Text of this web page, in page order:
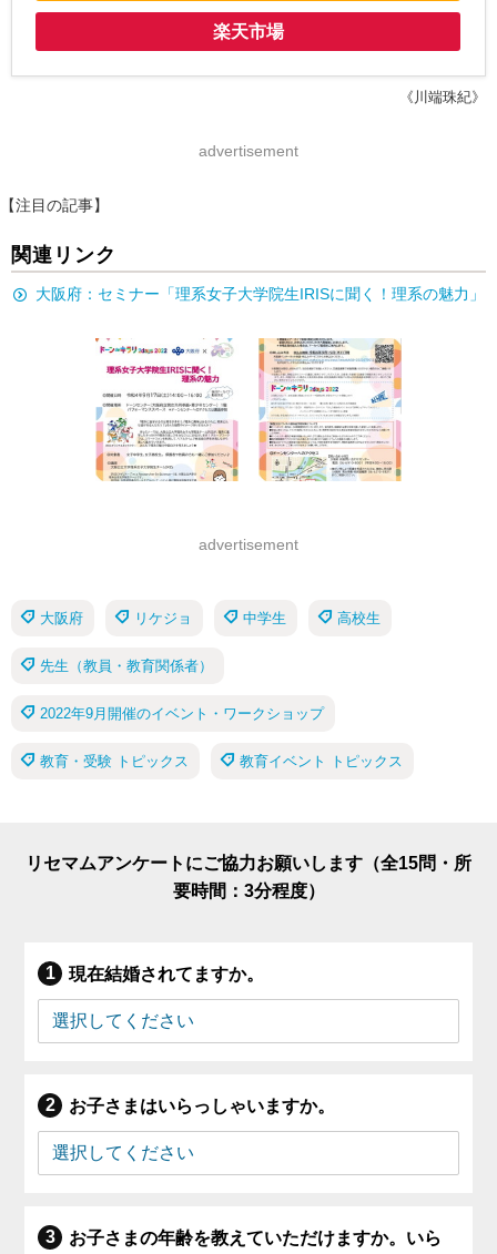
楽天市場
《川端珠紀》
advertisement
【注目の記事】
関連リンク
大阪府：セミナー「理系女子大学院生IRISに聞く！理系の魅力」
advertisement
大阪府 リケジョ 中学生 高校生
先生（教員・教育関係者）
2022年9月開催のイベント・ワークショップ
教育・受験 トピックス 教育イベント トピックス
リセマムアンケートにご協力お願いします（全15問・所
要時間：3分程度）
現在結婚されてますか。
お子さまはいらっしゃいますか。
お子さまの年齢を教えていただけますか。いら